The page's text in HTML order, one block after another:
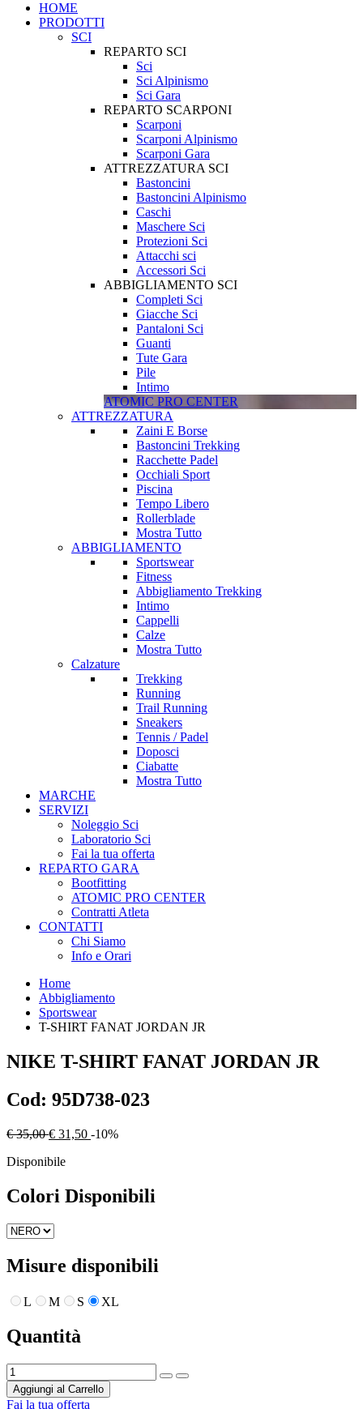
HOME
PRODOTTI
SCI
REPARTO SCI
Sci
Sci Alpinismo
Sci Gara
REPARTO SCARPONI
Scarponi
Scarponi Alpinismo
Scarponi Gara
ATTREZZATURA SCI
Bastoncini
Bastoncini Alpinismo
Caschi
Maschere Sci
Protezioni Sci
Attacchi sci
Accessori Sci
ABBIGLIAMENTO SCI
Completi Sci
Giacche Sci
Pantaloni Sci
Guanti
Tute Gara
Pile
Intimo
ATOMIC PRO CENTER
ATTREZZATURA
Zaini E Borse
Bastoncini Trekking
Racchette Padel
Occhiali Sport
Piscina
Tempo Libero
Rollerblade
Mostra Tutto
ABBIGLIAMENTO
Sportswear
Fitness
Abbigliamento Trekking
Intimo
Cappelli
Calze
Mostra Tutto
Calzature
Trekking
Running
Trail Running
Sneakers
Tennis / Padel
Doposci
Ciabatte
Mostra Tutto
MARCHE
SERVIZI
Noleggio Sci
Laboratorio Sci
Fai la tua offerta
REPARTO GARA
Bootfitting
ATOMIC PRO CENTER
Contratti Atleta
CONTATTI
Chi Siamo
Info e Orari
Home
Abbigliamento
Sportswear
T-SHIRT FANAT JORDAN JR
NIKE T-SHIRT FANAT JORDAN JR
Cod: 95D738-023
€ 35,00 € 31,50 -10%
Disponibile
Colori Disponibili
Misure disponibili
L M S XL
Quantità
Aggiungi al Carrello
Fai la tua offerta